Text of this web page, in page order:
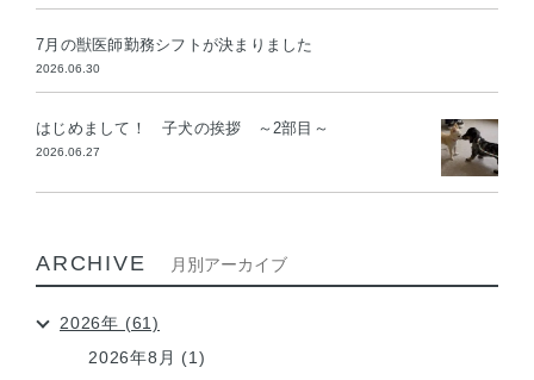
7月の獣医師勤務シフトが決まりました
2026.06.30
はじめまして！ 子犬の挨拶 ～2部目～
2026.06.27
ARCHIVE 月別アーカイブ
2026年 (61)
2026年8月 (1)